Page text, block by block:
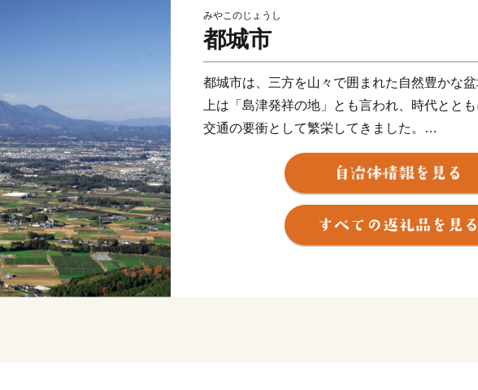
みやこのじょうし
都城市
都城市は、三方を山々で囲まれた自然豊かな
上は「島津発祥の地」とも言われ、時代とと
交通の要衝として繁栄してきました。
農業や農産加工業が盛んで、肉用牛、豚、鶏
出額が日本一を誇る畜産のまちです。当市の
霧島連山の自然に囲まれた大地で生まれ、清ら
料、農家の温かい愛情が注がれ、大切に育てら
日本一の出荷額を誇る焼酎は、霧島山麓で育
くからくみ上げられた清らかな水などを原料